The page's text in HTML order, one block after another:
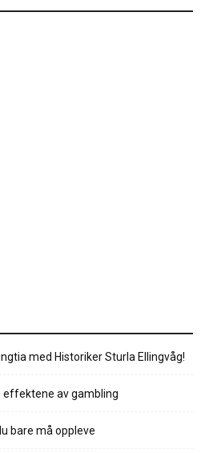
med Historiker Sturla Ellingvåg!
effektene av gambling
bare må oppleve